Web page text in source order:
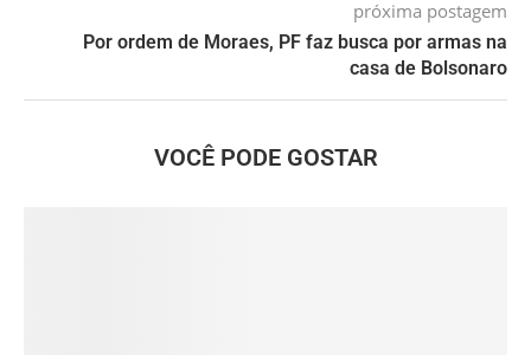
próxima postagem
Por ordem de Moraes, PF faz busca por armas na
casa de Bolsonaro
VOCÊ PODE GOSTAR